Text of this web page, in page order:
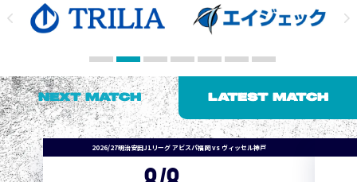
NEXT MATCH LATEST MATCH
2026/27明治安田J1リーグ アビスパ福岡 vs ヴィッセル神戸